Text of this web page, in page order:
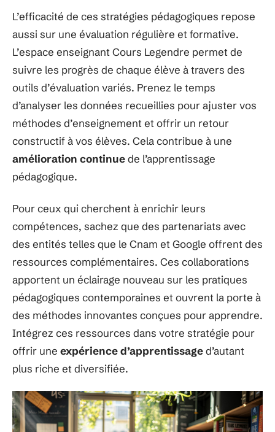
L’efficacité de ces stratégies pédagogiques repose
aussi sur une évaluation régulière et formative.
L’espace enseignant Cours Legendre permet de
suivre les progrès de chaque élève à travers des
outils d’évaluation variés. Prenez le temps
d’analyser les données recueillies pour ajuster vos
méthodes d’enseignement et offrir un retour
constructif à vos élèves. Cela contribue à une
amélioration continuede l’apprentissage
pédagogique.
Pour ceux qui cherchent à enrichir leurs
compétences, sachez que des partenariats avec
des entités telles que le Cnam et Google offrent des
ressources complémentaires. Ces collaborations
apportent un éclairage nouveau sur les pratiques
pédagogiques contemporaines et ouvrent la porte à
des méthodes innovantes conçues pour apprendre.
Intégrez ces ressources dans votre stratégie pour
offrir une expérience d’apprentissaged’autant
plus riche et diversifiée.